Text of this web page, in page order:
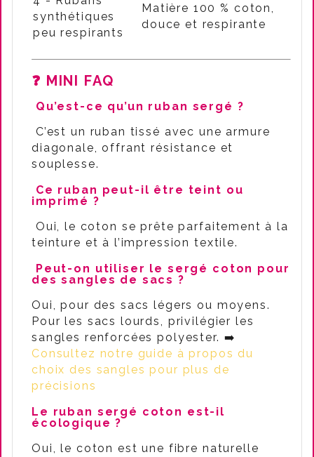
synthétiques
peu respirants
Matière 100 % coton,
douce et respirante
❓ MINI FAQ
Qu’est-ce qu’un ruban sergé ?
C’est un ruban tissé avec une armure
diagonale, offrant résistance et
souplesse.
Ce ruban peut-il être teint ou
imprimé ?
Oui, le coton se prête parfaitement à la
teinture et à l’impression textile.
Peut-on utiliser le sergé coton pour
des sangles de sacs ?
Oui, pour des sacs légers ou moyens.
Pour les sacs lourds, privilégier les
sangles renforcées polyester. ➡️
Consultez notre guide à propos du
choix des sangles pour plus de
précisions
Le ruban sergé coton est-il
écologique ?
Oui, le coton est une fibre naturelle